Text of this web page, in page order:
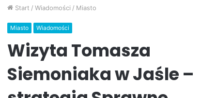
Start / Wiadomości / Miasto
Miasto Wiadomości
Wizyta Tomasza
Siemoniaka w Jaśle –